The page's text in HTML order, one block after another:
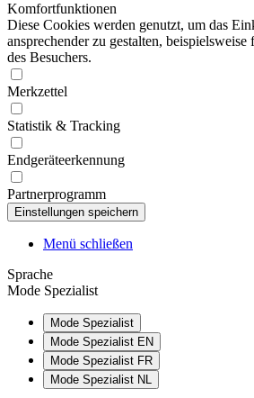
Komfortfunktionen
Diese Cookies werden genutzt, um das
ansprechender zu gestalten,
des Besuchers.
Merkzettel
Statistik & Tracking
Endgeräteerkennung
Partnerprogramm
Menü schließen
Sprache
Mode Spezialist
Mode Spezialist
Mode Spezialist EN
Mode Spezialist FR
Mode Spezialist NL